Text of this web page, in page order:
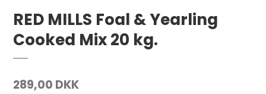
RED MILLS Foal & Yearling
Cooked Mix 20 kg.
289,00 DKK